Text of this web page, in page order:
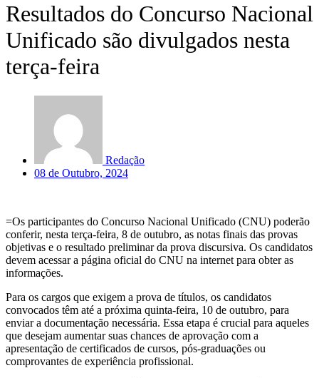
Resultados do Concurso Nacional
Unificado são divulgados nesta
terça-feira
Redação
08 de Outubro, 2024
=Os participantes do Concurso Nacional Unificado (CNU) poderão
conferir, nesta terça-feira, 8 de outubro, as notas finais das provas
objetivas e o resultado preliminar da prova discursiva. Os candidatos
devem acessar a página oficial do CNU na internet para obter as
informações.
Para os cargos que exigem a prova de títulos, os candidatos
convocados têm até a próxima quinta-feira, 10 de outubro, para
enviar a documentação necessária. Essa etapa é crucial para aqueles
que desejam aumentar suas chances de aprovação com a
apresentação de certificados de cursos, pós-graduações ou
comprovantes de experiência profissional.